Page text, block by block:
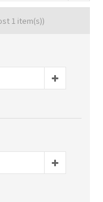
1 item(s))